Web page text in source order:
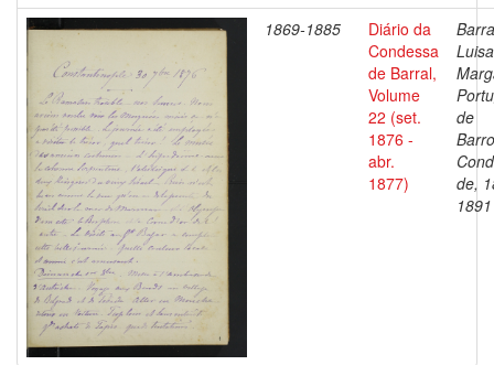
1869-1885
Diário da
Condessa
de Barral,
Volume
22 (set.
1876 -
abr.
1877)
Luisa
de
de,
1891